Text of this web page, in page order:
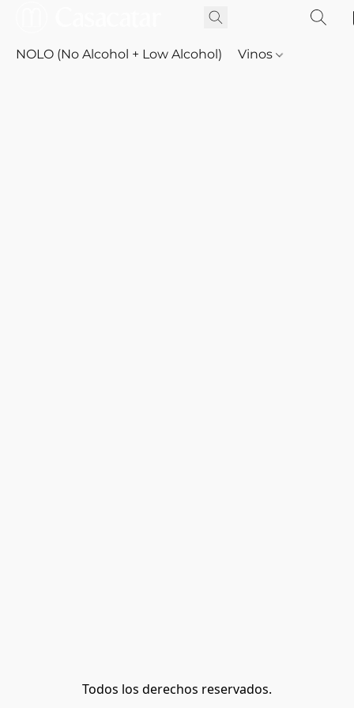
NOLO (No Alcohol + Low Alcohol) Vinos
Todos los derechos reservados.